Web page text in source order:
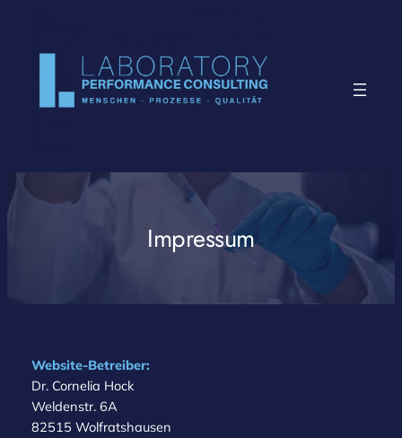
springen
Impressum
Website-Betreiber:
Dr. Cornelia Hock
Weldenstr. 6A
82515 Wolfratshausen